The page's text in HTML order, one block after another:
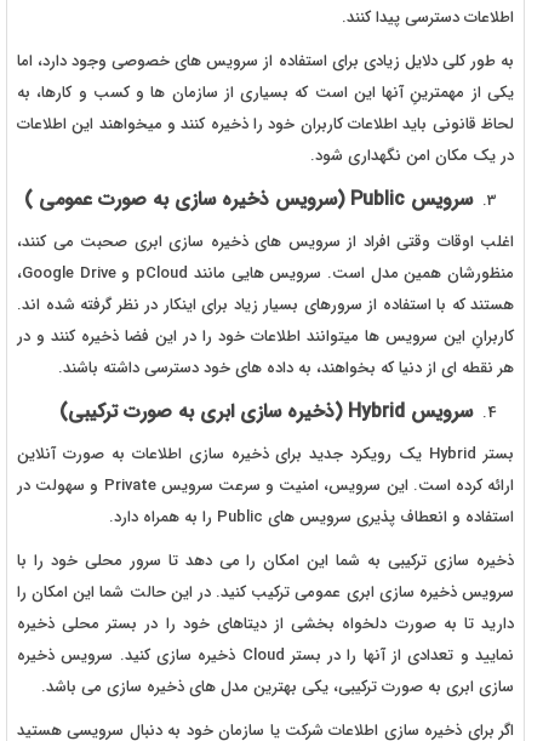
اطلاعات دسترسی پیدا کنند.
به طور کلی دلایل زیادی برای استفاده از سرویس های خصوصی وجود دارد، اما
یکی از مهمترینِ آنها این است که بسیاری از سازمان ها و کسب و کارها، به
لحاظ قانونی باید اطلاعات کاربران خود را ذخیره کنند و میخواهند این اطلاعات
در یک مکان امن نگهداری شود.
سرویس Public (سرویس ذخیره سازی به صورت عمومی )
اغلب اوقات وقتی افراد از سرویس های ذخیره سازی ابری صحبت می کنند،
منظورشان همین مدل است. سرویس هایی مانند pCloud و Google Drive،
هستند که با استفاده از سرورهای بسیار زیاد برای اینکار در نظر گرفته شده اند.
کاربرانِ این سرویس ها میتوانند اطلاعات خود را در این فضا ذخیره کنند و در
هر نقطه ای از دنیا که بخواهند، به داده های خود دسترسی داشته باشند.
سرویس Hybrid (ذخیره سازی ابری به صورت ترکیبی)
بستر Hybrid یک رویکرد جدید برای ذخیره سازی اطلاعات به صورت آنلاین
ارائه کرده است. این سرویس، امنیت و سرعت سرویس Private و سهولت در
استفاده و انعطاف پذیری سرویس های Public را به همراه دارد.
ذخیره سازی ترکیبی به شما این امکان را می دهد تا سرور محلی خود را با
سرویس ذخیره سازی ابری عمومی ترکیب کنید. در این حالت شما این امکان را
دارید تا به صورت دلخواه بخشی از دیتاهای خود را در بستر محلی ذخیره
نمایید و تعدادی از آنها را در بستر Cloud ذخیره سازی کنید. سرویس ذخیره
سازی ابری به صورت ترکیبی، یکی بهترین مدل های ذخیره سازی می باشد.
اگر برای ذخیره سازی اطلاعات شرکت یا سازمان خود به دنبال سرویسی هستید